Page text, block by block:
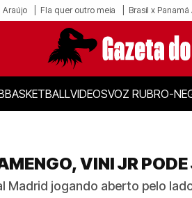
Araújo Fla quer outro meia Brasil x
BASKETBALLVIDEOSVOZ RUBRO-
VINI JR
Madrid jogando aberto pelo